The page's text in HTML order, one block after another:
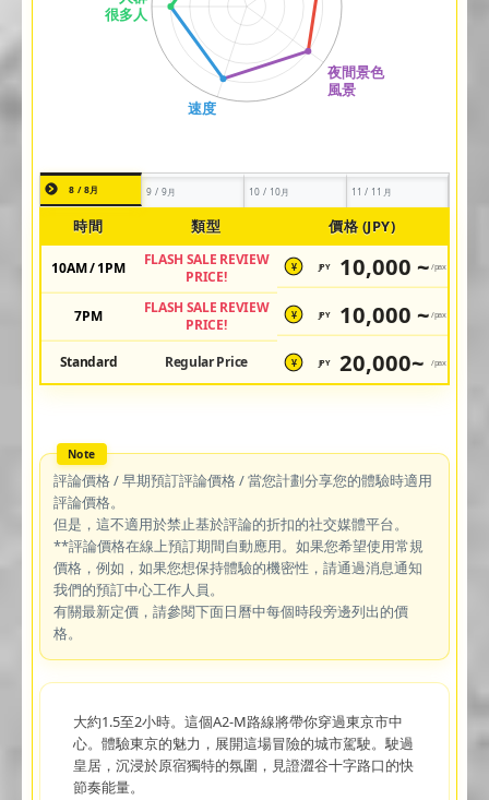
8 / 8月 9 / 9月 10 / 10月 11 / 11月
時間 類型 價格 (JPY)
10AM / 1PM
FLASH SALE REVIEW
PRICE!
¥ JPY 10,000 ~ /pax
7PM
FLASH SALE REVIEW
PRICE!
¥ JPY 10,000 ~ /pax
Standard Regular Price ¥ JPY 20,000~ /pax
評論價格 / 早期預訂評論價格 / 當您計劃分享您的體驗時適用
評論價格。
但是，這不適用於禁止基於評論的折扣的社交媒體平台。
**評論價格在線上預訂期間自動應用。如果您希望使用常規
價格，例如，如果您想保持體驗的機密性，請通過消息通知
我們的預訂中心工作人員。
有關最新定價，請參閱下面日曆中每個時段旁邊列出的價
格。
大約1.5至2小時。這個A2-M路線將帶你穿過東京市中
心。體驗東京的魅力，展開這場冒險的城市駕駛。駛過
皇居，沉浸於原宿獨特的氛圍，見證澀谷十字路口的快
節奏能量。